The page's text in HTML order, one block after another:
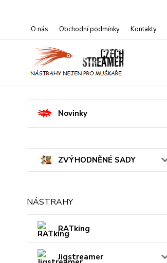
O nás Obchodní podmínky Kontakty
Novinky
ZVÝHODNĚNÉ SADY
NÁSTRAHY
RATking
Jigstreamer